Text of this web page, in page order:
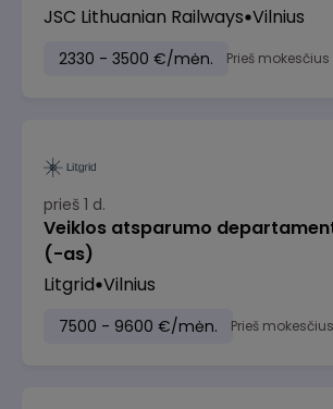
JSC Lithuanian Railways Vilnius
2330 - 3500 €/mėn. Prieš mokesčius
prieš 1 d.
Veiklos atsparumo
(-as)
Litgrid Vilnius
7500 - 9600 €/mėn. Prieš mokesčius